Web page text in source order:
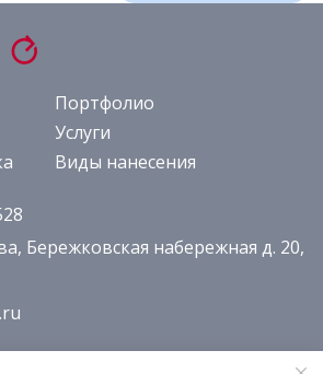
Портфолио
Услуги
Виды нанесения
Бережковская набережная д. 20,